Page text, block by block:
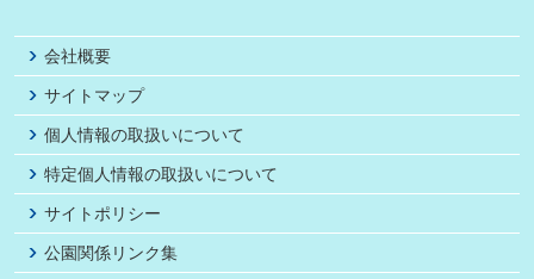
会社概要
サイトマップ
個人情報の取扱いについて
特定個人情報の取扱いについて
サイトポリシー
公園関係リンク集